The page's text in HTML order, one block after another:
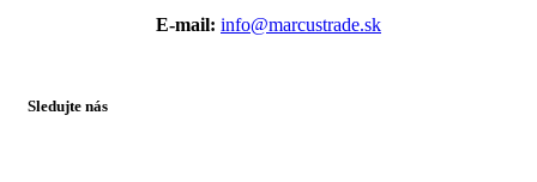
E-mail: info@marcustrade.sk
Sledujte nás